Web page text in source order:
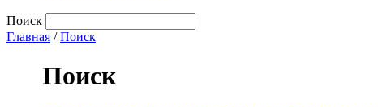
Поиск
Главная /Поиск
Поиск